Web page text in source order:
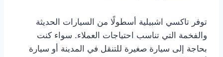
توفر تاكسي اشبيلية أسطولًا من السيارات الحديثة
والفخمة التي تناسب احتياجات العملاء. سواء كنت
بحاجة إلى سيارة صغيرة للتنقل في المدينة أو سيارة